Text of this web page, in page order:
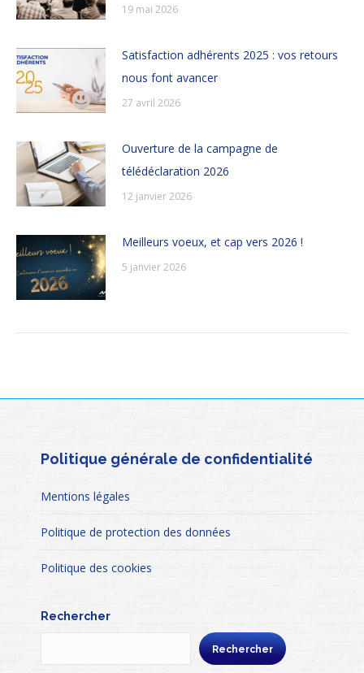
19 mai 2026
Satisfaction adhérents 2025 : vos retours
nous font avancer
27 avril 2026
Ouverture de la campagne de
télédéclaration 2026
12 janvier 2026
Meilleurs voeux, et cap vers 2026 !
5 janvier 2026
Politique générale de confidentialité
Mentions légales
Politique de protection des données
Politique des cookies
Rechercher
Rechercher